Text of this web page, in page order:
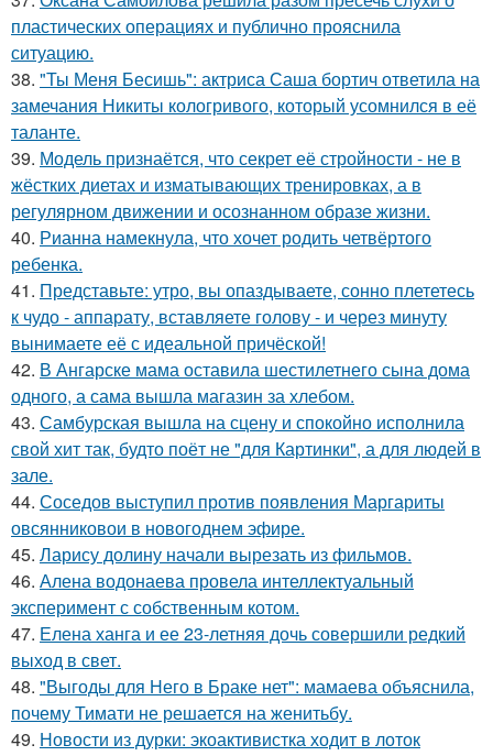
пластических операциях и публично прояснила
ситуацию.
38. "Ты Меня Бесишь": актриса Саша бортич ответила на
замечания Никиты кологривого, который усомнился в её
таланте.
39. Модель признаётся, что секрет её стройности - не в
жёстких диетах и изматывающих тренировках, а в
регулярном движении и осознанном образе жизни.
40. Рианна намекнула, что хочет родить четвёртого
ребенка.
41. Представьте: утро, вы опаздываете, сонно плететесь
к чудо - аппарату, вставляете голову - и через минуту
вынимаете её с идеальной причёской!
42. В Ангарске мама оставила шестилетнего сына дома
одного, а сама вышла магазин за хлебом.
43. Самбурская вышла на сцену и спокойно исполнила
свой хит так, будто поёт не "для Картинки", а для людей в
зале.
44. Соседов выступил против появления Маргариты
овсянниковои в новогоднем эфире.
45. Ларису долину начали вырезать из фильмов.
46. Алена водонаева провела интеллектуальный
эксперимент с собственным котом.
47. Елена ханга и ее 23-летняя дочь совершили редкий
выход в свет.
48. "Выгоды для Него в Браке нет": мамаева объяснила,
почему Тимати не решается на женитьбу.
49. Новости из дурки: экоактивистка ходит в лоток